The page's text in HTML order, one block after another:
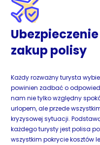
zakup polisy
Każdy rozważny turysta
powinien zadbać o
nam nie tylko względny
urlopem, ale przede
kryzysowej sytuacji.
każdego turysty jest polisa
wszystkim pokrycie kosztów